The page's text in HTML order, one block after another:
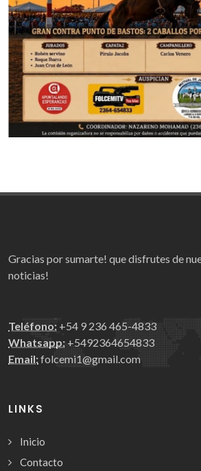
Gracias por sumarte! que disfrutes de
noticias!
Teléfono: +54 9 236 465-4833
Whatsapp: +5492364654833
Email:folcemi1@gmail.com
LINKS
Inicio
Contacto